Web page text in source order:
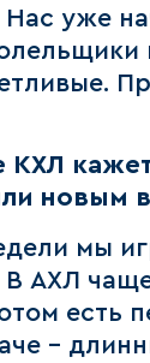
Нас уже
КХЛ
новым
мы
В АХЛ
есть
-